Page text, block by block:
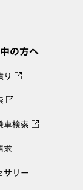
の方へ
り
車検索
求
サリー